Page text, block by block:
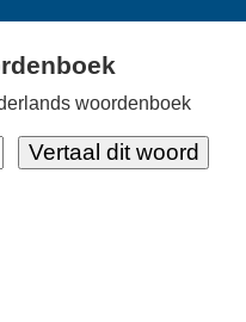
woordenboek